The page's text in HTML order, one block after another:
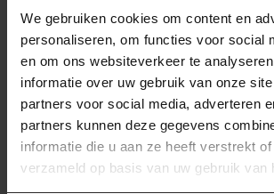
We gebruiken cookies om content en
personaliseren, om functies voor social
en om ons websiteverkeer te
informatie over uw gebruik van onze
partners voor social media, adverteren
partners kunnen deze gegevens
informatie die u aan ze heeft verstrekt
verzameld op basis van uw gebruik van
Big Green Egg RVS grid
Op voorraad
BIG GREEN EGG
Big Green Egg Wielen 2st
(Modulaire tafelsysteem)
Op voorraad